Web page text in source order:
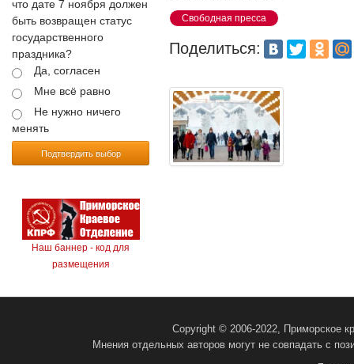
что дате 7 ноября должен
быть возвращен статус
государственного
праздника?
Да, согласен
Мне всё равно
Не нужно ничего
менять
Подтвердить выбор
Наш баннер - код для
размещения
Свободная пресса
Поделиться:
Copyright © 2006-2022, Приморское
Мнения отдельных авторов могут не совпадать с